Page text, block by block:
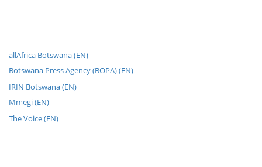
allAfrica Botswana (EN)
Botswana Press Agency (BOPA) (EN)
IRIN Botswana (EN)
Mmegi (EN)
The Voice (EN)